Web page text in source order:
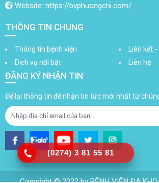
Website: https://bvphuongchi.com/
THÔNG TIN CHUNG
Thông tin bệnh viện
Liên kết
Dịch vụ nổi bật
Liên hệ
ĐĂNG KÝ NHẬN TIN
Để lại thông tin để nhận tin tức mới nhất từ
(0274) 3 81 55 81